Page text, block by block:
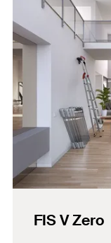
FIS V Zero